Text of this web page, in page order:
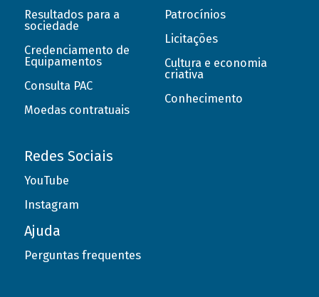
Resultados para a
sociedade
Credenciamento de
Equipamentos
Consulta PAC
Moedas contratuais
Patrocínios
Licitações
Cultura e economia
criativa
Conhecimento
Redes Sociais
YouTube
Instagram
Ajuda
Perguntas frequentes